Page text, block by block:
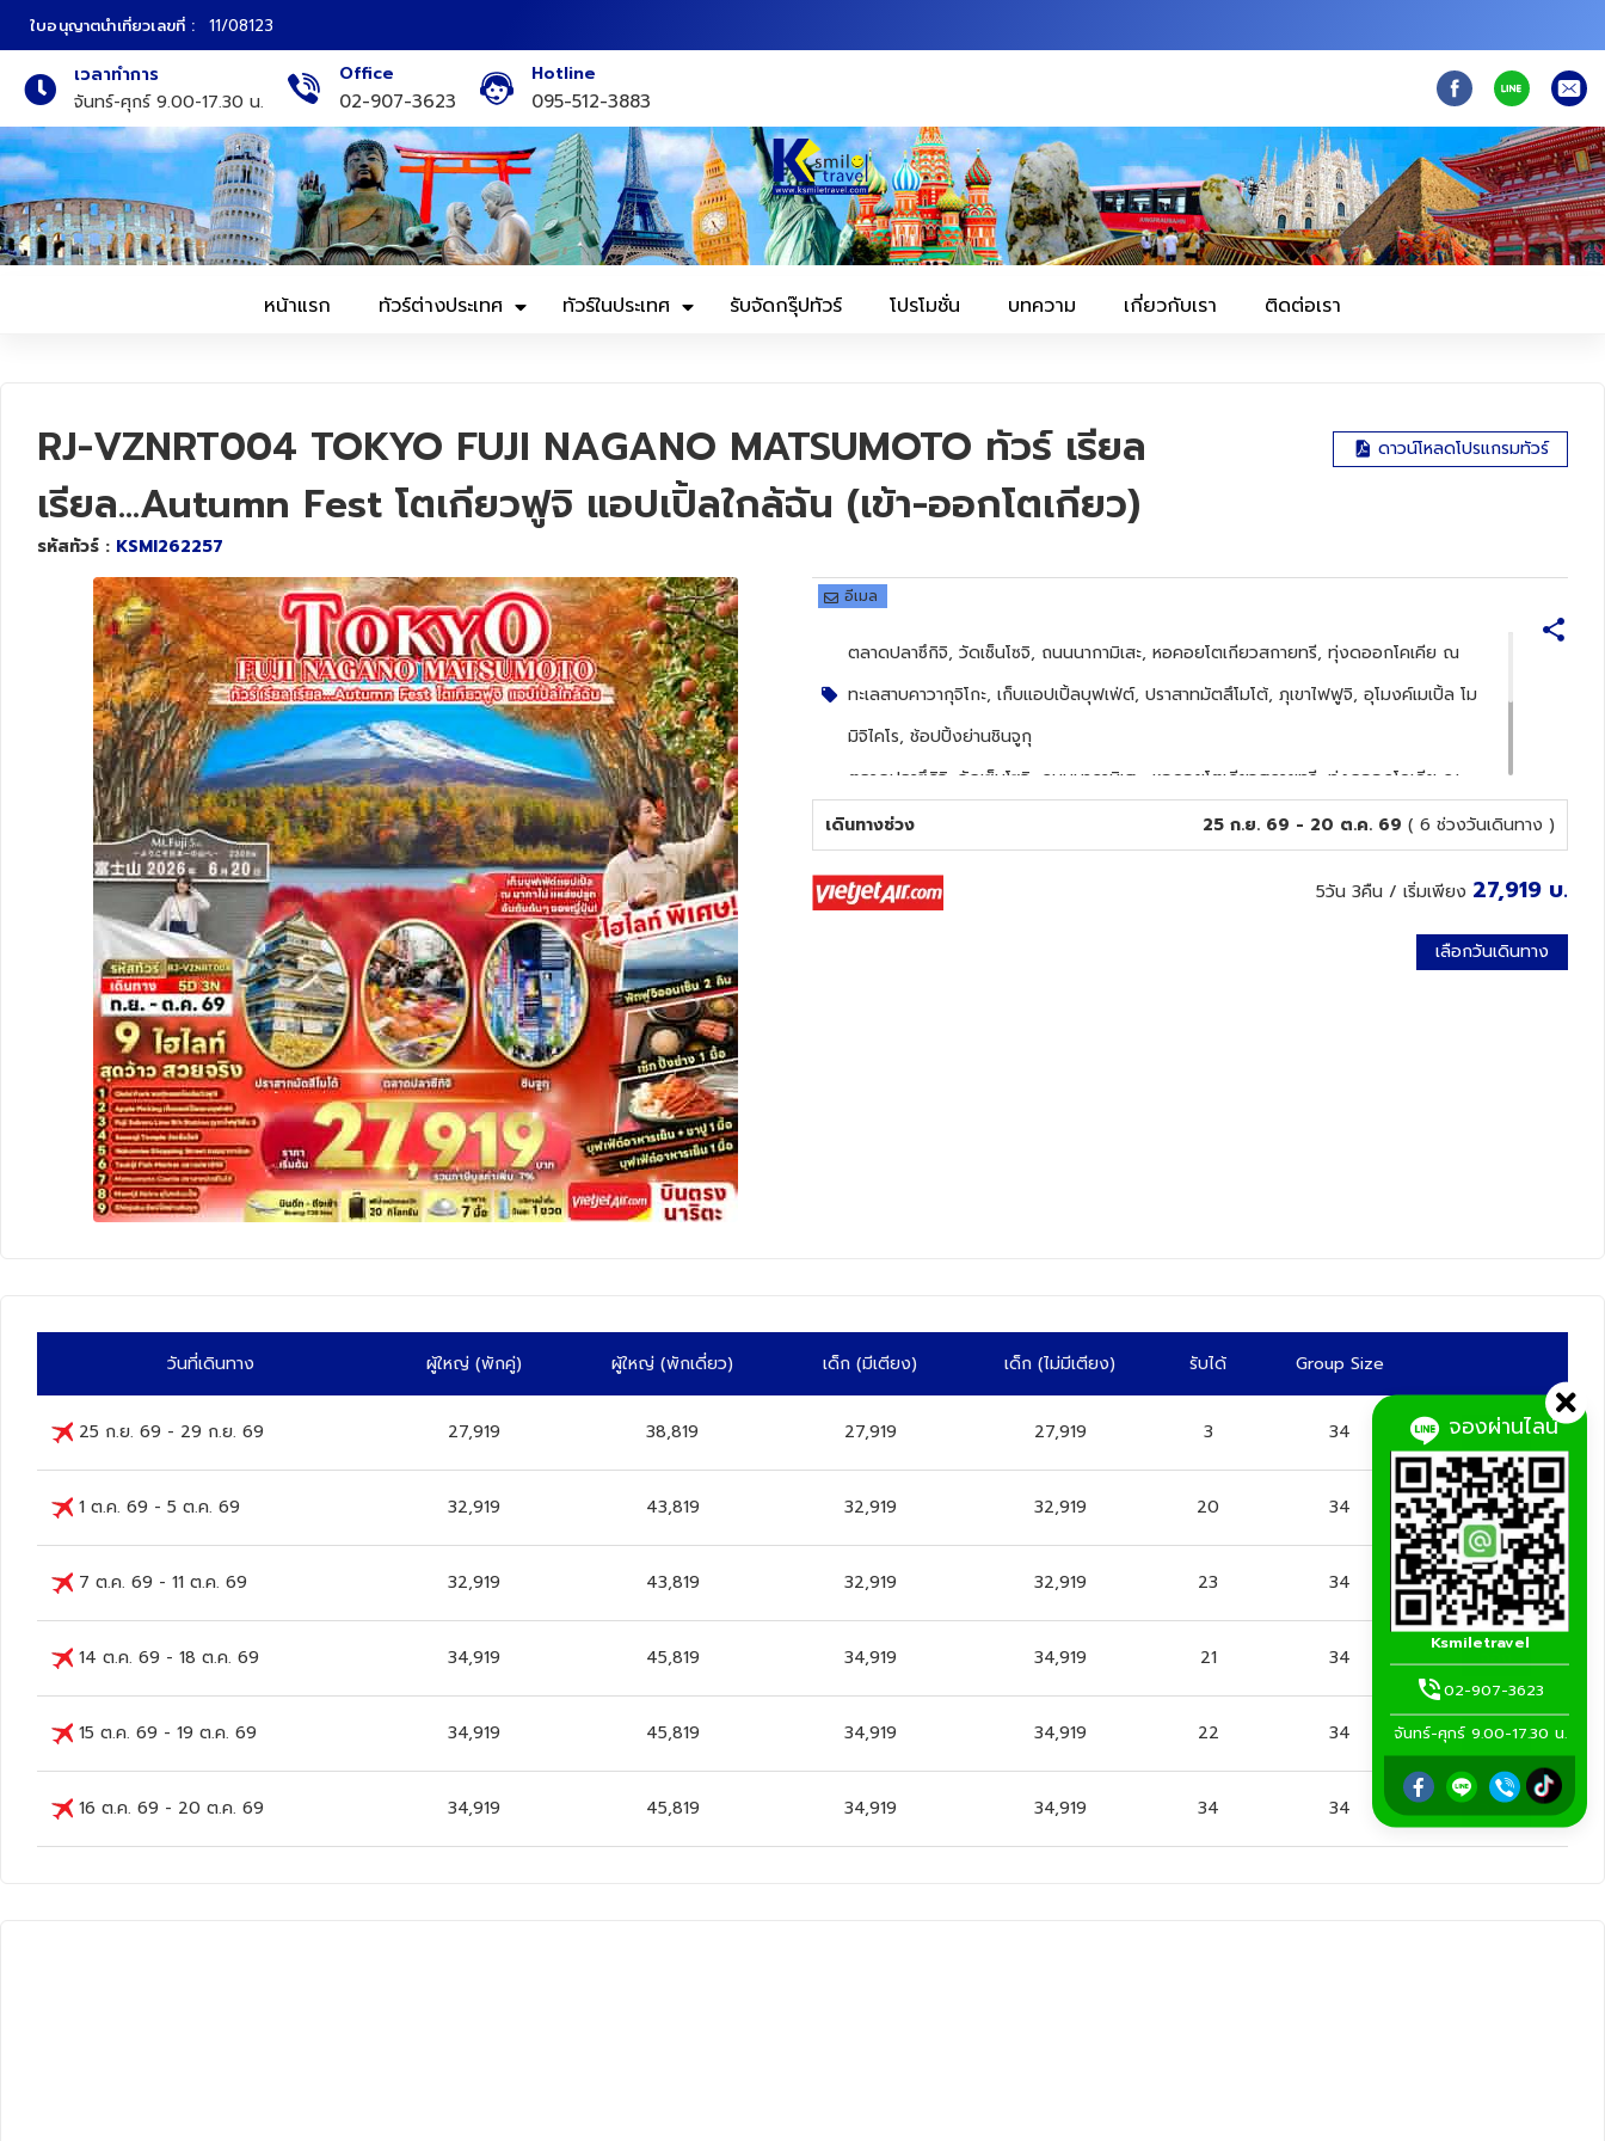
ใบอนุญาตนำเที่ยวเลขที่ : 11/08123
เวลาทำการ
จันทร์-ศุกร์ 9.00-17.30 น.
Office
02-907-3623
Hotline
095-512-3883
หน้าแรก ทัวร์ต่างประเทศ ทัวร์ในประเทศ รับจัดกรุ๊ปทัวร์ โปรโมชั่น บทความ เกี่ยวกับเรา ติดต่อเรา
RJ-VZNRT004 TOKYO FUJI NAGANO MATSUMOTO ทัวร์ เรียล
เรียล...Autumn Fest โตเกียวฟูจิ แอปเปิ้ลใกล้ฉัน (เข้า-ออกโตเกียว)
รหัสทัวร์ : KSMI262257
ดาวน์โหลดโปรแกรมทัวร์
อีเมล
ตลาดปลาซึกิจิ, วัดเซ็นโซจิ, ถนนนากามิเสะ, หอคอยโตเกียวสกายทรี, ทุ่งดออกโคเคีย ณ
ทะเลสาบคาวากุจิโกะ, เก็บแอปเปิ้ลบุฟเฟ่ต์, ปราสาทมัตสึโมโต้, ภุเขาไฟฟูจิ, อุโมงค์เมเปิ้ล โม
มิจิไคโร, ช้อปปิ้งย่านชินจูกุ
ตลาดปลาซึกิจิ, วัดเซ็นโซจิ, ถนนนากามิเสะ, หอคอยโตเกียวสกายทรี, ทุ่งดออกโคเคีย ณ
ทะเลสาบคาวากุจิโกะ, เก็บแอปเปิ้ลบุฟเฟ่ต์, ปราสาทมัตสึโมโต้, ภุเขาไฟฟูจิ, อุโมงค์เมเปิ้ล โม
บุฟเฟ่ต์ขาปู, เซ็ทปิ้งย่าง
เดินทางช่วง 25 ก.ย. 69 - 20 ต.ค. 69 ( 6 ช่วงวันเดินทาง )
5วัน 3คืน / เริ่มเพียง 27,919 บ.
เลือกวันเดินทาง
วันที่เดินทาง ผู้ใหญ่ (พักคู่) ผู้ใหญ่ (พักเดี่ยว) เด็ก (มีเตียง) เด็ก (ไม่มีเตียง) รับได้ Group Size
25 ก.ย. 69 - 29 ก.ย. 69 27,919 38,819 27,919 27,919 3 34 จอง
1 ต.ค. 69 - 5 ต.ค. 69 32,919 43,819 32,919 32,919 20 34 จอง
7 ต.ค. 69 - 11 ต.ค. 69 32,919 43,819 32,919 32,919 23 34 จอง
14 ต.ค. 69 - 18 ต.ค. 69 34,919 45,819 34,919 34,919 21 34 จอง
15 ต.ค. 69 - 19 ต.ค. 69 34,919 45,819 34,919 34,919 22 34 จอง
16 ต.ค. 69 - 20 ต.ค. 69 34,919 45,819 34,919 34,919 34 34 จอง
จองผ่านไลน์
Ksmiletravel
02-907-3623
จันทร์-ศุกร์ 9.00-17.30 น.
ทัวร์ญี่ปุ่น
ทัวร์เกาหลี
ทัวร์ยุโรป
ทัวร์สแกนดิเนเวีย
ทัวร์สิงคโปร์
ทัวร์ตุรเคีย
ทัวร์สวิตเซอร์แลนด์
ทัวร์พม่า
ทัวร์ลาว
ทัวร์มัลดีฟส์
ทัวร์เวียดนาม
ทัวร์อียิปต์
ทัวร์จอร์เจีย
ทัวร์อินเดีย
ทัวร์บาหลี
ทัวร์นิวซีแลนด์
ทัวร์ออสเตรเลีย
ภาคเหนือ
ภาคกลาง
ภาคอีสาน
ภาคตะวันตก